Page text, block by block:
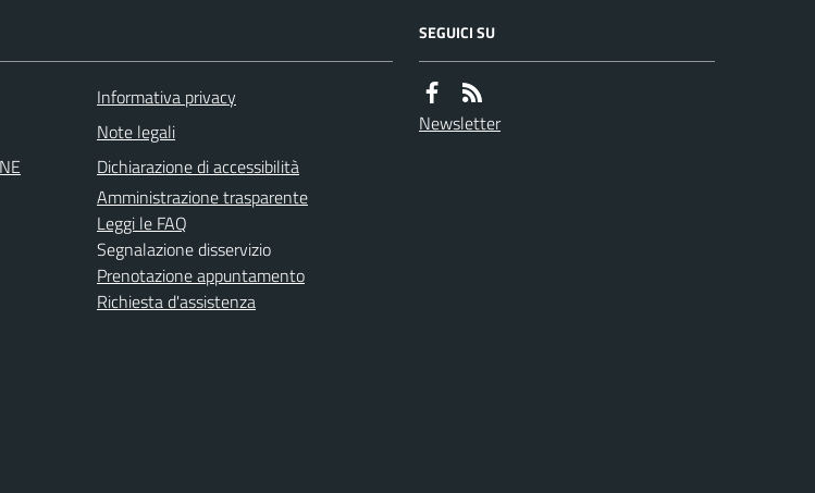
Informativa privacy
Note legali
Dichiarazione di accessibilità
Amministrazione trasparente
Leggi le FAQ
Segnalazione disservizio
Prenotazione appuntamento
Richiesta d'assistenza
SEGUICI SU
Newsletter